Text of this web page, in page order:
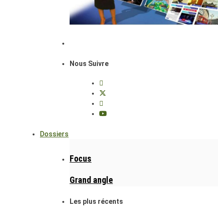
Nous Suivre
Dossiers
Focus
Grand angle
Les plus récents